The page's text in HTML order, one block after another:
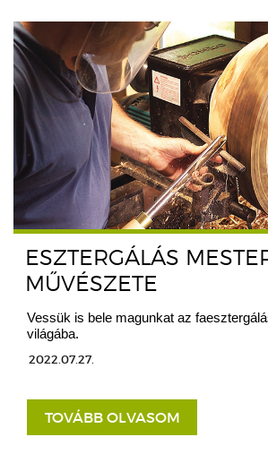
ESZTERGÁLÁS
MŰVÉSZETE
Vessük is bele magunkat az
világába.
2022.07.27.
TOVÁBB OLVASOM